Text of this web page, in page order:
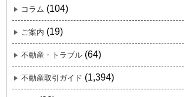
コラム (104)
ご案内 (19)
不動産・トラブル (64)
不動産取引ガイド (1,394)